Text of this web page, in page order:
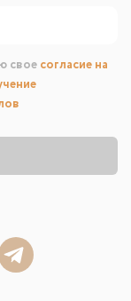
свое согласие на